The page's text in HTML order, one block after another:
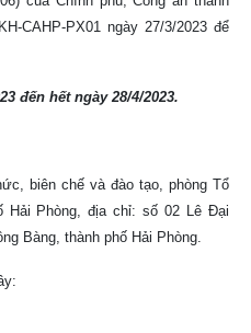
CAHP-PX01 ngày 27/3/2023 để
đến hết ngày 28/4/2023.
biên chế và đào tạo, phòng Tổ
Hải Phòng, địa chỉ: số 02 Lê Đại
Bàng, thành phố Hải Phòng.